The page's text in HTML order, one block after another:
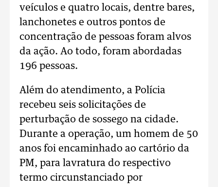
veículos e quatro locais, dentre bares,
lanchonetes e outros pontos de
concentração de pessoas foram alvos
da ação. Ao todo, foram abordadas
196 pessoas.
Além do atendimento, a Polícia
recebeu seis solicitações de
perturbação de sossego na cidade.
Durante a operação, um homem de 50
anos foi encaminhado ao cartório da
PM, para lavratura do respectivo
termo circunstanciado por